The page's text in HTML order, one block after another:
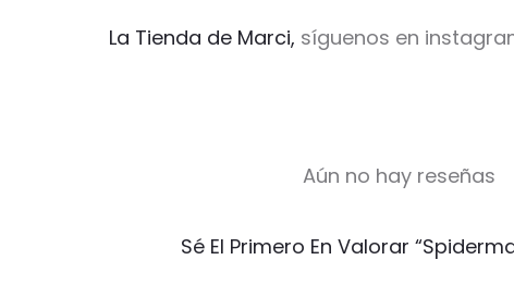
La Tienda de Marci, síguenos en
Aún no hay reseñas
Sé El Primero En Valorar